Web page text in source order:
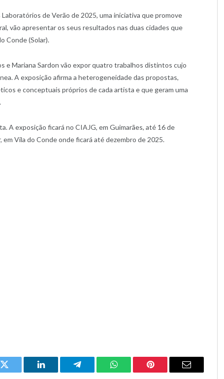
de Verão de 2025, uma iniciativa que promove
vão apresentar os seus resultados nas duas cidades que
Conde (Solar).
e Mariana Sardon vão expor quatro trabalhos distintos cujo
A exposição afirma a heterogeneidade das propostas,
e conceptuais próprios de cada artista e que geram uma
A exposição ficará no CIAJG, em Guimarães, até 16 de
em Vila do Conde onde ficará até dezembro de 2025.
Twitter LinkedIn Telegram WhatsAppPinterest Email